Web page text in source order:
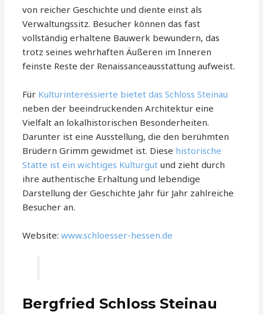
von reicher Geschichte und diente einst als
Verwaltungssitz. Besucher können das fast
vollständig erhaltene Bauwerk bewundern, das
trotz seines wehrhaften Äußeren im Inneren
feinste Reste der Renaissanceausstattung aufweist.
Für Kulturinteressierte bietet das Schloss Steinau
neben der beeindruckenden Architektur eine
Vielfalt an lokalhistorischen Besonderheiten.
Darunter ist eine Ausstellung, die den berühmten
Brüdern Grimm gewidmet ist. Diese historische
Stätte ist ein wichtiges Kulturgut und zieht durch
ihre authentische Erhaltung und lebendige
Darstellung der Geschichte Jahr für Jahr zahlreiche
Besucher an.
Website:www.schloesser-hessen.de
Bergfried Schloss Steinau